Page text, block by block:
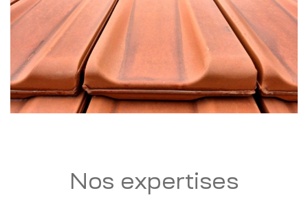
Nos expertises